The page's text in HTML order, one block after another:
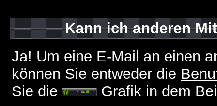
Kann ich anderen
Ja! Um eine E-Mail an einen
können Sie entweder die
Sie die
Grafik in dem